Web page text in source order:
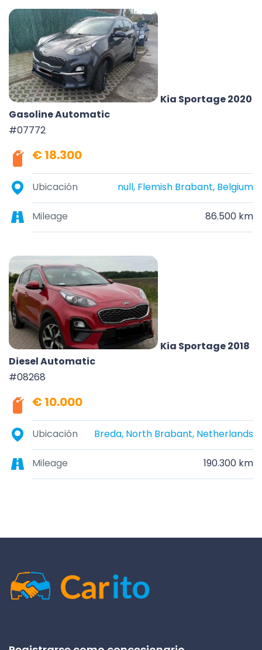
Kia Sportage 2020
Gasoline Automatic
#07772
€ 18.300
Ubicación null, Flemish Brabant, Belgium
Mileage 86.500 km
Kia Sportage 2018
Diesel Automatic
#08268
€ 10.000
Ubicación Breda, North Brabant, Netherlands
Mileage 190.300 km